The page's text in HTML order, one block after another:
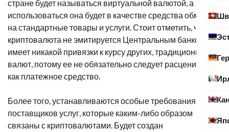
стране будет называться виртуальной валютой, а
использоваться она будет в качестве средства обмена
на стандартные товары и услуги. Стоит отметить, что
криптовалюта не эмитируется Центральным банком, не
имеет никакой привязки к курсу других, традиционных
валют, потому ее не обязательно следует расценивать
как платежное средство.
Более того, устанавливаются особые требования для
поставщиков услуг, которые каким-либо образом
связаны с криптовалютами. Будет создан